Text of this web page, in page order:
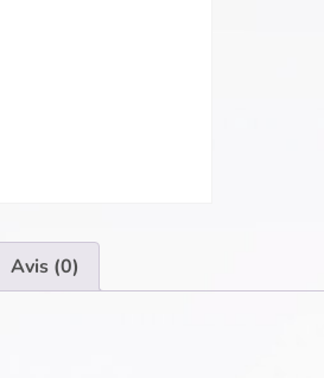
Avis (0)